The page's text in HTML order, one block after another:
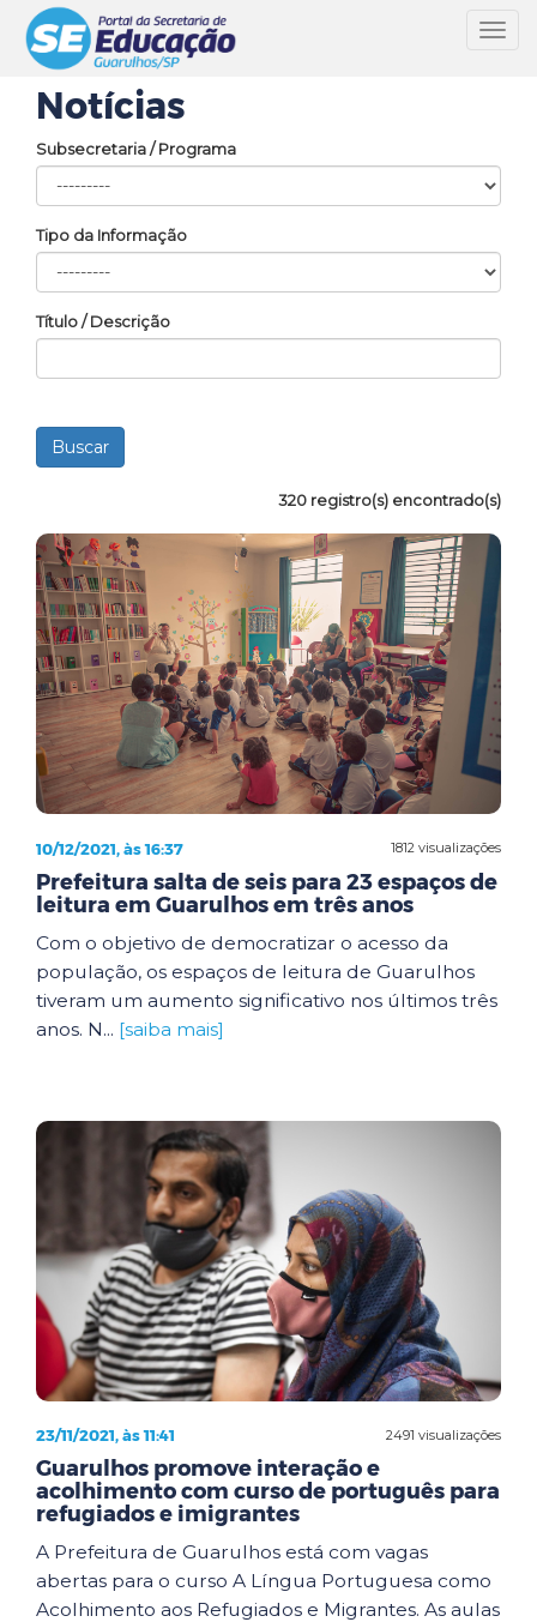
Notícias
Subsecretaria / Programa
Tipo da Informação
Título / Descrição
320 registro(s) encontrado(s)
1812 visualizações
10/12/2021, às 16:37
Prefeitura salta de seis para 23 espaços de
leitura em Guarulhos em três anos
Com o objetivo de democratizar o acesso da
população, os espaços de leitura de Guarulhos
tiveram um aumento significativo nos últimos três
anos. N... [saiba mais]
2491 visualizações
23/11/2021, às 11:41
Guarulhos promove interação e
acolhimento com curso de português para
refugiados e imigrantes
A Prefeitura de Guarulhos está com vagas
abertas para o curso A Língua Portuguesa como
Acolhimento aos Refugiados e Migrantes. As aulas